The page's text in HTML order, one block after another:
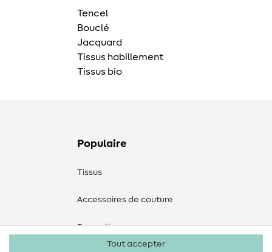
Tencel
Bouclé
Jacquard
Tissus habillement
Tissus bio
Populaire
Tissus
Accessoires de couture
Promotions
Tout accepter